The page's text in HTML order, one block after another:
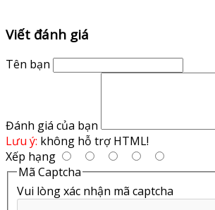
Viết đánh giá
Tên bạn
Đánh giá của bạn
Lưu ý: không hỗ trợ HTML!
Xếp hạng
Mã Captcha
Vui lòng xác nhận mã captcha